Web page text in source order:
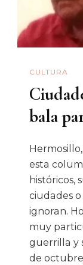
CULTURA
bala
esta
históricos,
ciudades
ignoran.
muy
guerrilla y
de octubre